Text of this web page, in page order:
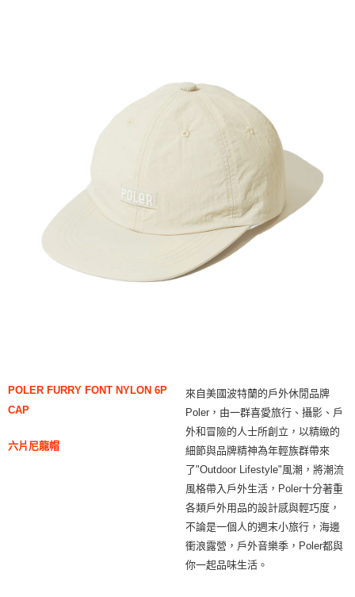
POLER FURRY FONT NYLON 6P
CAP
六片尼龍帽
來自美國波特蘭的戶外休閒品牌
Poler，由一群喜愛旅行、攝影、戶
外和冒險的人士所創立，以精緻的
細節與品牌精神為年輕族群帶來
了"Outdoor Lifestyle"風潮，將潮流
風格帶入戶外生活，Poler十分著重
各類戶外用品的設計感與輕巧度，
不論是一個人的週末小旅行，海邊
衝浪露營，戶外音樂季，Poler都與
你一起品味生活。